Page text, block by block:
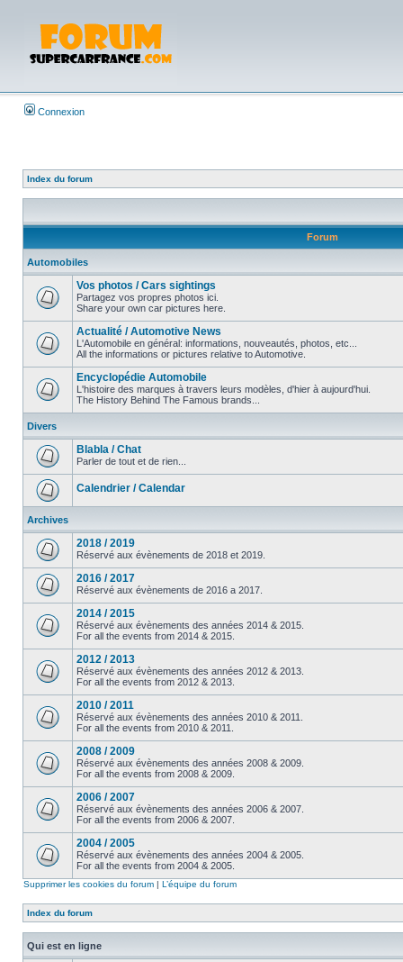
Connexion
Index du forum
Forum
Automobiles
Vos photos / Cars sightings
Partagez vos propres photos ici.
Share your own car pictures here.
Actualité / Automotive News
L'Automobile en général: informations, nouveautés, photos, etc...
All the informations or pictures relative to Automotive.
Encyclopédie Automobile
L'histoire des marques à travers leurs modèles, d'hier à aujourd'hui.
The History Behind The Famous brands...
Divers
Blabla / Chat
Parler de tout et de rien...
Calendrier / Calendar
Archives
2018 / 2019
Réservé aux évènements de 2018 et 2019.
2016 / 2017
Réservé aux évènements de 2016 a 2017.
2014 / 2015
Réservé aux évènements des années 2014 & 2015.
For all the events from 2014 & 2015.
2012 / 2013
Réservé aux évènements des années 2012 & 2013.
For all the events from 2012 & 2013.
2010 / 2011
Réservé aux évènements des années 2010 & 2011.
For all the events from 2010 & 2011.
2008 / 2009
Réservé aux évènements des années 2008 & 2009.
For all the events from 2008 & 2009.
2006 / 2007
Réservé aux évènements des années 2006 & 2007.
For all the events from 2006 & 2007.
2004 / 2005
Réservé aux évènements des années 2004 & 2005.
For all the events from 2004 & 2005.
Supprimer les cookies du forum | L’équipe du forum
Index du forum
Qui est en ligne